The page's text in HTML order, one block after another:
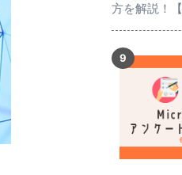
方を解説！